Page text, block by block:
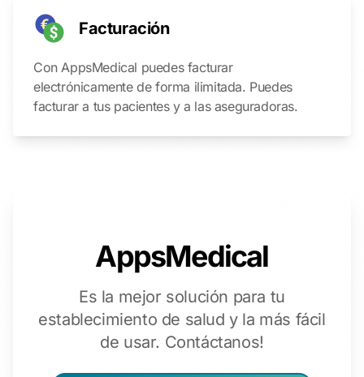
Facturación
Con AppsMedical puedes facturar
electrónicamente de forma ilimitada. Puedes
facturar a tus pacientes y a las aseguradoras.
AppsMedical
Es la mejor solución para tu
establecimiento de salud y la más fácil
de usar. Contáctanos!